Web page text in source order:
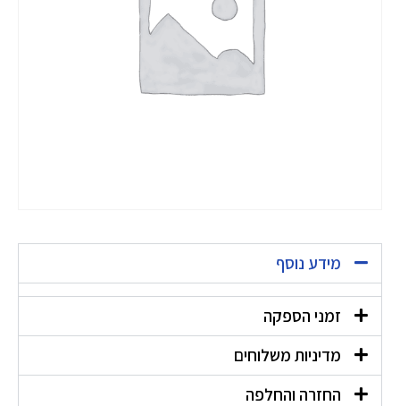
מידע נוסף
זמני הספקה
מדיניות משלוחים
החזרה והחלפה